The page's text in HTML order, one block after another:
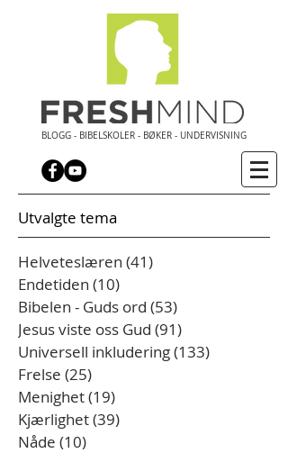
BLOGG - BIBELSKOLER - BØKER - UNDERVISNING
Utvalgte tema
Helveteslæren (41)
Endetiden (10)
Bibelen - Guds ord (53)
Jesus viste oss Gud (91)
Universell inkludering(133)
Frelse (25)
Menighet(19)
Kjærlighet(39)
Nåde (10)